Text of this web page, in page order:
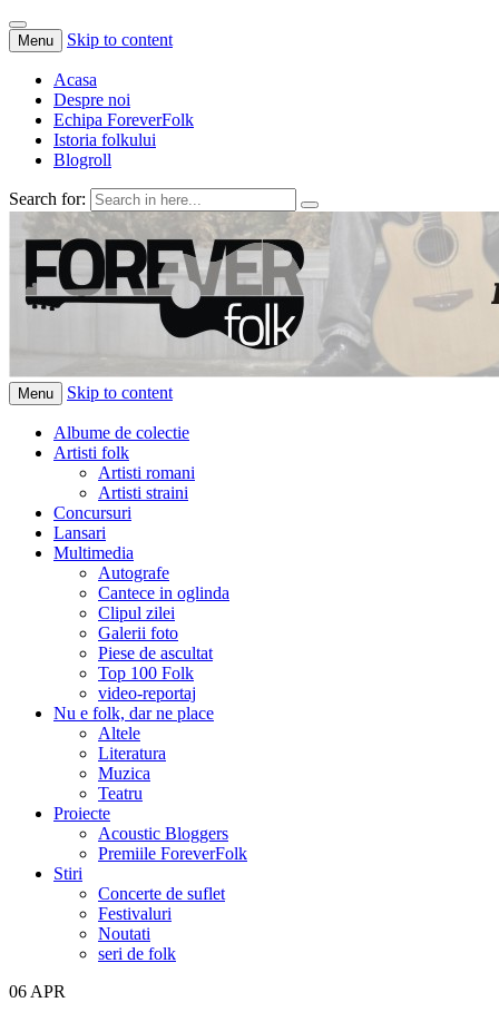
Menu Skip to content
Acasa
Despre noi
Echipa ForeverFolk
Istoria folkului
Blogroll
Search for:
ForeverFolk
Muzica sufletului tau
Menu Skip to content
Albume de colectie
Artisti folk
Artisti romani
Artisti straini
Concursuri
Lansari
Multimedia
Autografe
Cantece in oglinda
Clipul zilei
Galerii foto
Piese de ascultat
Top 100 Folk
video-reportaj
Nu e folk, dar ne place
Altele
Literatura
Muzica
Teatru
Proiecte
Acoustic Bloggers
Premiile ForeverFolk
Stiri
Concerte de suflet
Festivaluri
Noutati
seri de folk
06 APR